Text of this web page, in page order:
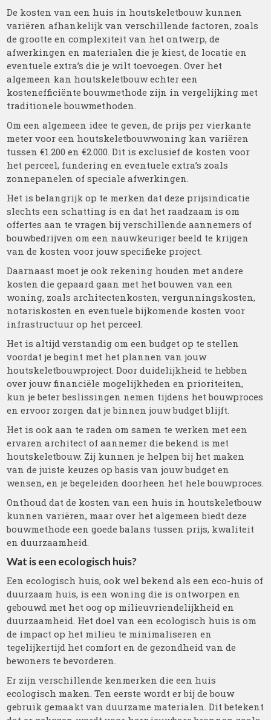
De kosten van een huis in houtskeletbouw kunnen
variëren afhankelijk van verschillende factoren, zoals
de grootte en complexiteit van het ontwerp, de
afwerkingen en materialen die je kiest, de locatie en
eventuele extra’s die je wilt toevoegen. Over het
algemeen kan houtskeletbouw echter een
kostenefficiënte bouwmethode zijn in vergelijking met
traditionele bouwmethoden.
Om een algemeen idee te geven, de prijs per vierkante
meter voor een houtskeletbouwwoning kan variëren
tussen €1.200 en €2.000. Dit is exclusief de kosten voor
het perceel, fundering en eventuele extra’s zoals
zonnepanelen of speciale afwerkingen.
Het is belangrijk op te merken dat deze prijsindicatie
slechts een schatting is en dat het raadzaam is om
offertes aan te vragen bij verschillende aannemers of
bouwbedrijven om een nauwkeuriger beeld te krijgen
van de kosten voor jouw specifieke project.
Daarnaast moet je ook rekening houden met andere
kosten die gepaard gaan met het bouwen van een
woning, zoals architectenkosten, vergunningskosten,
notariskosten en eventuele bijkomende kosten voor
infrastructuur op het perceel.
Het is altijd verstandig om een budget op te stellen
voordat je begint met het plannen van jouw
houtskeletbouwproject. Door duidelijkheid te hebben
over jouw financiële mogelijkheden en prioriteiten,
kun je beter beslissingen nemen tijdens het bouwproces
en ervoor zorgen dat je binnen jouw budget blijft.
Het is ook aan te raden om samen te werken met een
ervaren architect of aannemer die bekend is met
houtskeletbouw. Zij kunnen je helpen bij het maken
van de juiste keuzes op basis van jouw budget en
wensen, en je begeleiden doorheen het hele bouwproces.
Onthoud dat de kosten van een huis in houtskeletbouw
kunnen variëren, maar over het algemeen biedt deze
bouwmethode een goede balans tussen prijs, kwaliteit
en duurzaamheid.
Wat is een ecologisch huis?
Een ecologisch huis, ook wel bekend als een eco-huis of
duurzaam huis, is een woning die is ontworpen en
gebouwd met het oog op milieuvriendelijkheid en
duurzaamheid. Het doel van een ecologisch huis is om
de impact op het milieu te minimaliseren en
tegelijkertijd het comfort en de gezondheid van de
bewoners te bevorderen.
Er zijn verschillende kenmerken die een huis
ecologisch maken. Ten eerste wordt er bij de bouw
gebruik gemaakt van duurzame materialen. Dit betekent